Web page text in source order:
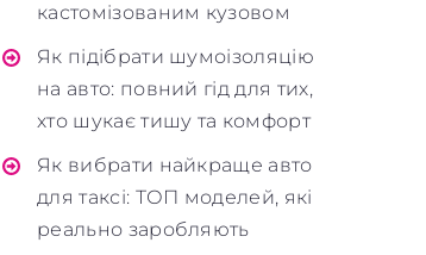
кастомізованим кузовом
Як підібрати шумоізоляцію
на авто: повний гід для тих,
хто шукає тишу та комфорт
Як вибрати найкраще авто
для таксі: ТОП моделей, які
реально заробляють